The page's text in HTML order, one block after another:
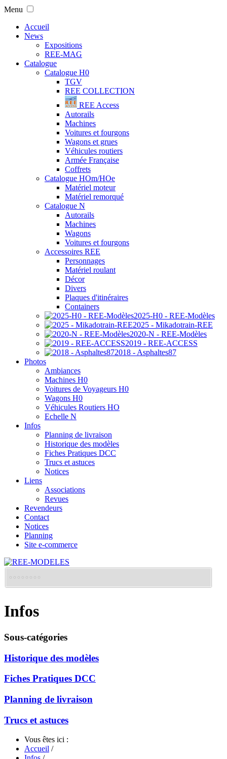
Menu
Accueil
News
Expositions
REE-MAG
Catalogue
Catalogue H0
TGV
REE COLLECTION
REE Access
Autorails
Machines
Voitures et fourgons
Wagons et grues
Véhicules routiers
Armée Française
Coffrets
Catalogue HOm/HOe
Matériel moteur
Matériel remorqué
Catalogue N
Autorails
Machines
Wagons
Voitures et fourgons
Accessoires REE
Personnages
Matériel roulant
Décor
Divers
Plaques d'itinéraires
Containers
2025-H0 - REE-Modèles
2025 - Mikadotrain-REE
2020-N - REE-Modèles
2019 - REE-ACCESS
2018 - Asphaltes87
Photos
Ambiances
Machines H0
Voitures de Voyageurs H0
Wagons H0
Véhicules Routiers HO
Echelle N
Infos
Planning de livraison
Historique des modèles
Fiches Pratiques DCC
Trucs et astuces
Notices
Liens
Associations
Revues
Revendeurs
Contact
Notices
Planning
Site e-commerce
Infos
Sous-catégories
Historique des modèles
Fiches Pratiques DCC
Planning de livraison
Trucs et astuces
Vous êtes ici :
Accueil /